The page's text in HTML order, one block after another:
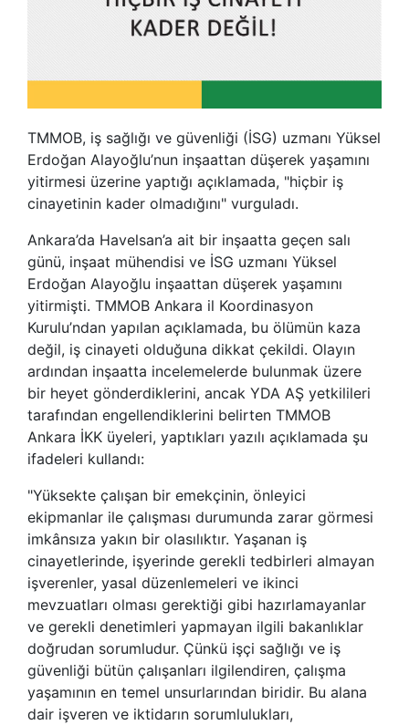
TMMOB, iş sağlığı ve güvenliği (İSG) uzmanı Yüksel
Erdoğan Alayoğlu’nun inşaattan düşerek yaşamını
yitirmesi üzerine yaptığı açıklamada, "hiçbir iş
cinayetinin kader olmadığını" vurguladı.
Ankara’da Havelsan’a ait bir inşaatta geçen salı
günü, inşaat mühendisi ve İSG uzmanı Yüksel
Erdoğan Alayoğlu inşaattan düşerek yaşamını
yitirmişti. TMMOB Ankara il Koordinasyon
Kurulu’ndan yapılan açıklamada, bu ölümün kaza
değil, iş cinayeti olduğuna dikkat çekildi. Olayın
ardından inşaatta incelemelerde bulunmak üzere
bir heyet gönderdiklerini, ancak YDA AŞ yetkilileri
tarafından engellendiklerini belirten TMMOB
Ankara İKK üyeleri, yaptıkları yazılı açıklamada şu
ifadeleri kullandı:
"Yüksekte çalışan bir emekçinin, önleyici
ekipmanlar ile çalışması durumunda zarar görmesi
imkânsıza yakın bir olasılıktır. Yaşanan iş
cinayetlerinde, işyerinde gerekli tedbirleri almayan
işverenler, yasal düzenlemeleri ve ikinci
mevzuatları olması gerektiği gibi hazırlamayanlar
ve gerekli denetimleri yapmayan ilgili bakanlıklar
doğrudan sorumludur. Çünkü işçi sağlığı ve iş
güvenliği bütün çalışanları ilgilendiren, çalışma
yaşamının en temel unsurlarından biridir. Bu alana
dair işveren ve iktidarın sorumlulukları,